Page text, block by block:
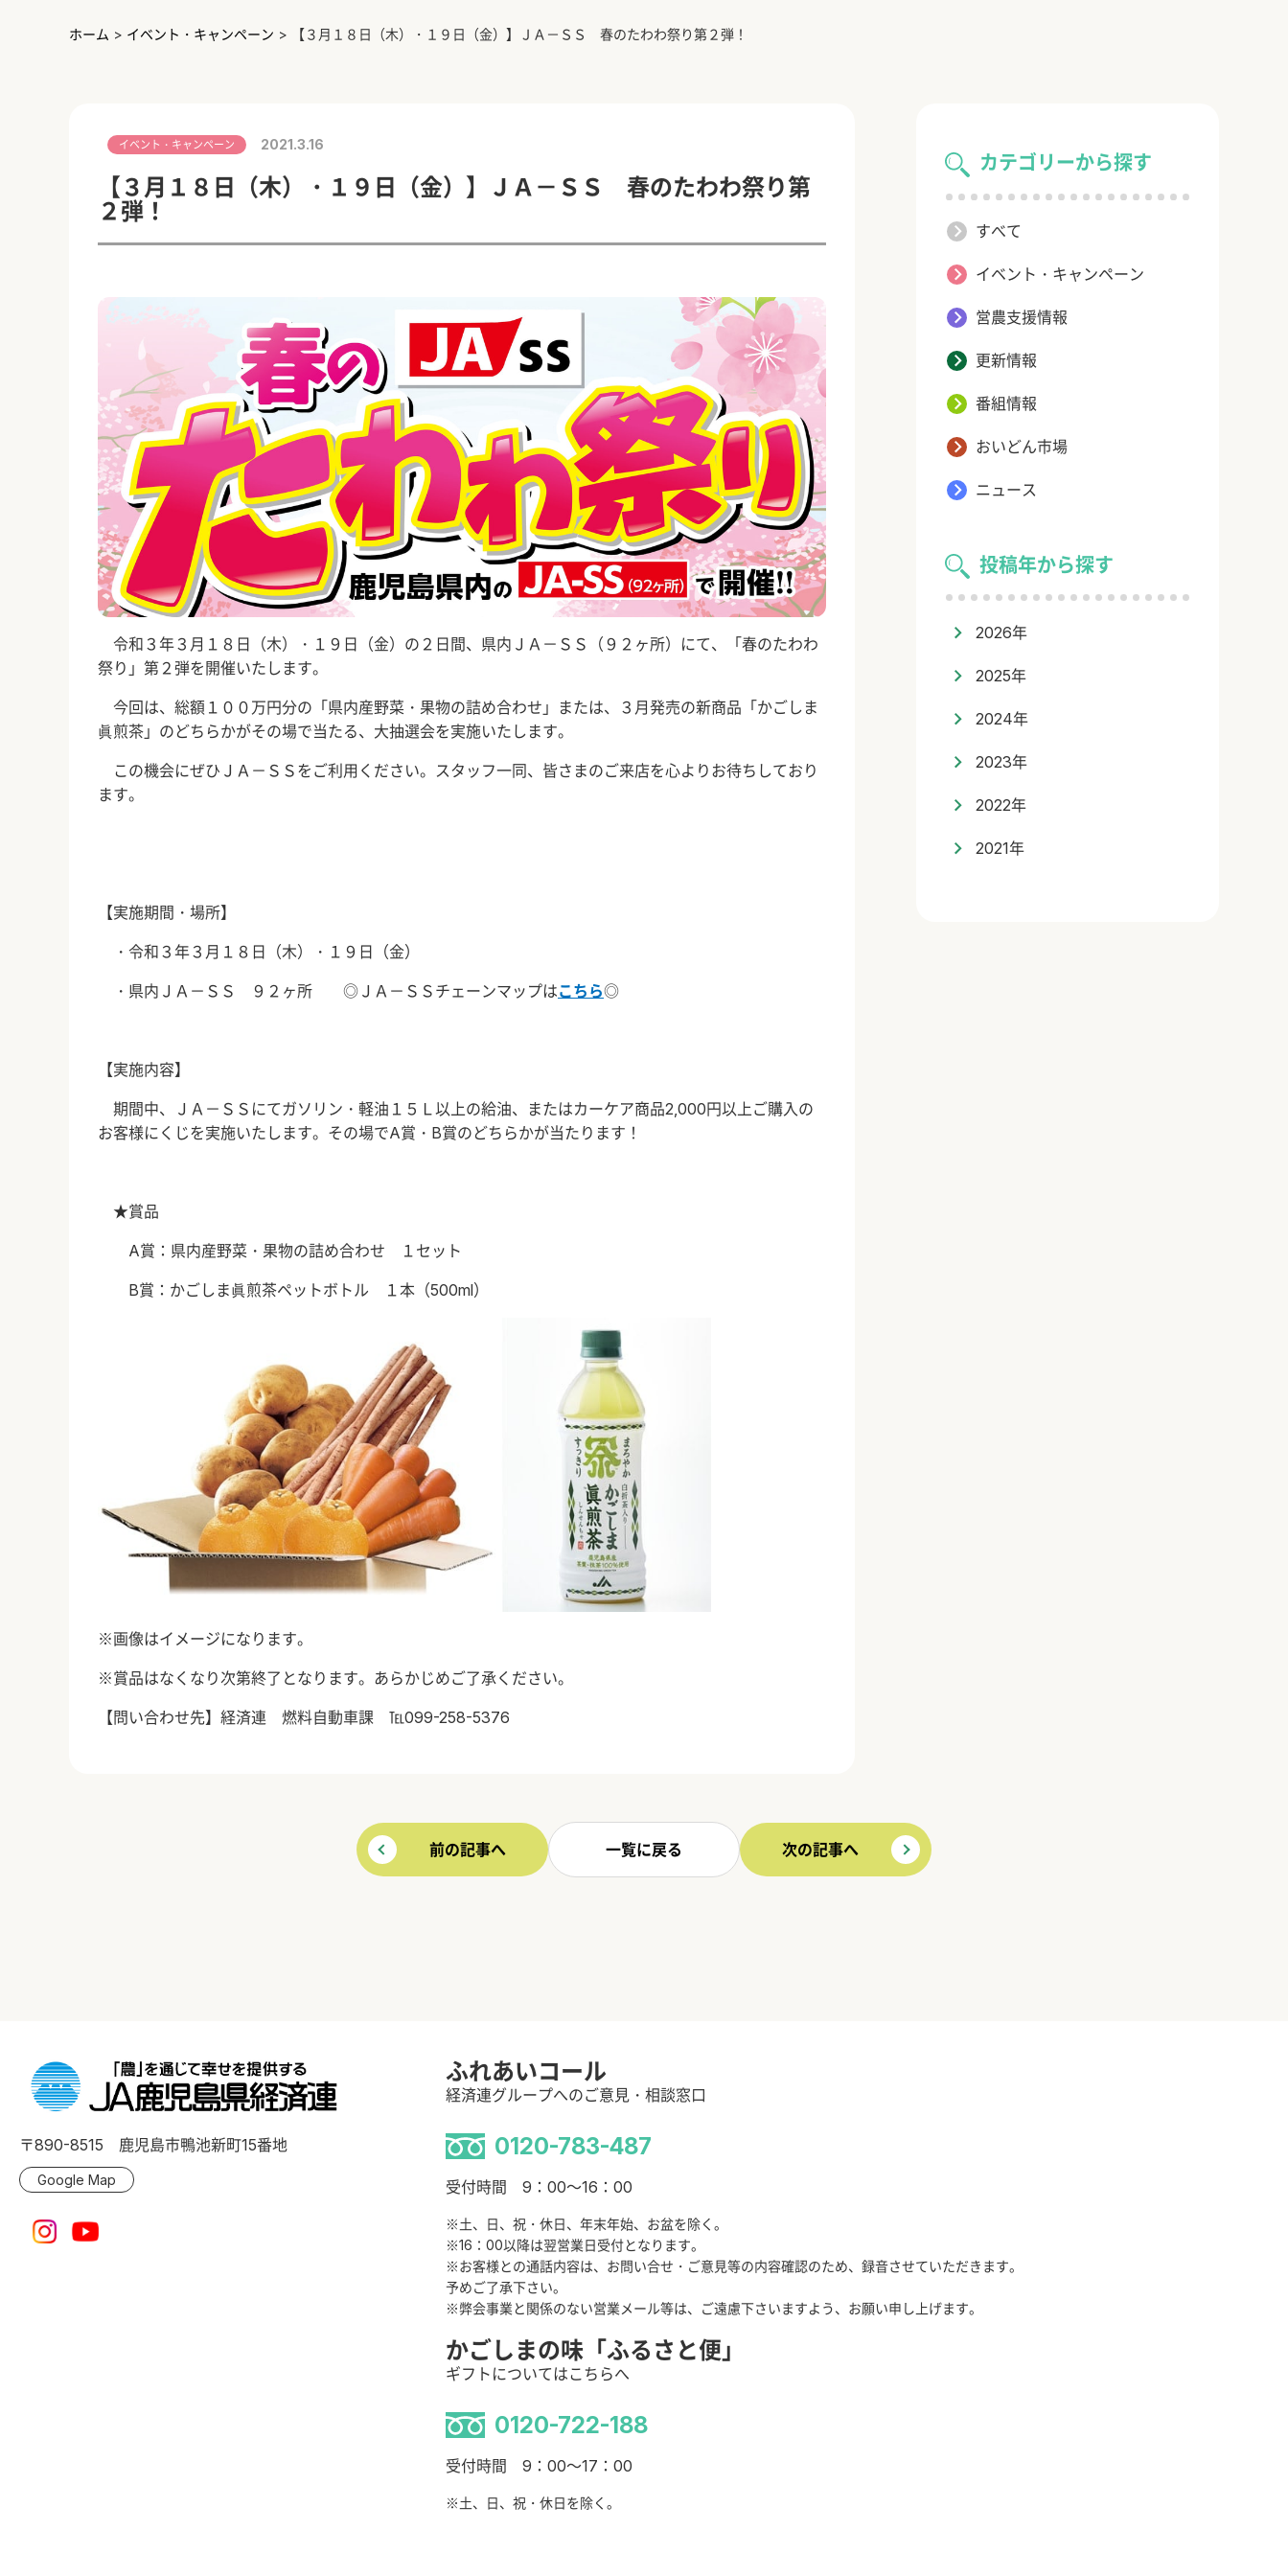
ホーム > イベント・キャンペーン > 【３月１８日（木）・１９日（金）】ＪＡ－ＳＳ 春のたわわ祭り第２弾！
カテゴリーから探す
すべて
イベント・キャンペーン
営農支援情報
更新情報
番組情報
おいどん市場
ニュース
投稿年から探す
2026年
2025年
2024年
2023年
2022年
2021年
イベント・キャンペーン 2021.3.16
【３月１８日（木）・１９日（金）】ＪＡ－ＳＳ 春のたわわ祭り第
２弾！
令和３年３月１８日（木）・１９日（金）の２日間、県内ＪＡ－ＳＳ（９２ヶ所）にて、「春のたわわ
祭り」第２弾を開催いたします。
今回は、総額１００万円分の「県内産野菜・果物の詰め合わせ」または、３月発売の新商品「かごしま
眞煎茶」のどちらかがその場で当たる、大抽選会を実施いたします。
この機会にぜひＪＡ－ＳＳをご利用ください。スタッフ一同、皆さまのご来店を心よりお待ちしており
ます。
【実施期間・場所】
・令和３年３月１８日（木）・１９日（金）
・県内ＪＡ－ＳＳ ９２ヶ所 ◎ＪＡ－ＳＳチェーンマップはこちら◎
【実施内容】
期間中、ＪＡ－ＳＳにてガソリン・軽油１５Ｌ以上の給油、またはカーケア商品2,000円以上ご購入の
お客様にくじを実施いたします。その場でA賞・ B賞のどちらかが当たります！
★賞品
A賞：県内産野菜・果物の詰め合わせ １セット
B賞：かごしま眞煎茶ペットボトル １本（500ml）
※画像はイメージになります。
※賞品はなくなり次第終了となります。あらかじめご了承ください。
【問い合わせ先】経済連 燃料自動車課 ℡099-258-5376
前の記事へ 一覧に戻る 次の記事へ
〒890-8515 鹿児島市鴨池新町15番地
Google Map
ふれあいコール
経済連グループへのご意見・相談窓口
0120-783-487
受付時間 9：00～16：00
※土、日、祝・休日、年末年始、お盆を除く。
※16：00以降は翌営業日受付となります。
※お客様との通話内容は、お問い合せ・ご意見等の内容確認のため、録音させていただきます。
予めご了承下さい。
※弊会事業と関係のない営業メール等は、ご遠慮下さいますよう、お願い申し上げます。
かごしまの味「ふるさと便」
ギフトについてはこちらへ
0120-722-188
受付時間 9：00～17：00
※土、日、祝・休日を除く。